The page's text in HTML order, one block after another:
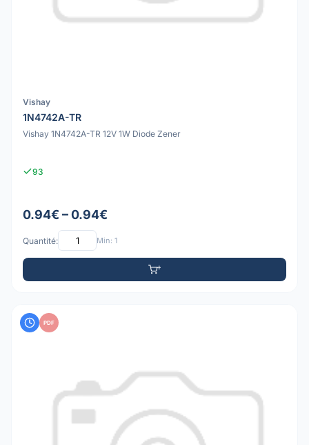
Vishay
1N4742A-TR
Vishay 1N4742A-TR 12V 1W Diode Zener
93
0.94€ – 0.94€
Quantité: Min: 1
PDF